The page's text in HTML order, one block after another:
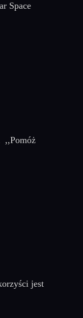
Space
,,Pomóż
jest